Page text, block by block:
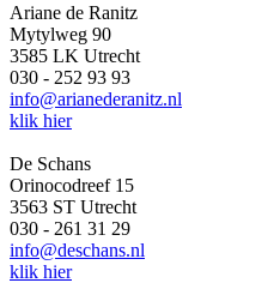
Ariane de Ranitz
Mytylweg 90
3585 LK Utrecht
030 - 252 93 93
info@arianederanitz.nl
klik hier
De Schans
Orinocodreef 15
3563 ST Utrecht
030 - 261 31 29
info@deschans.nl
klik hier